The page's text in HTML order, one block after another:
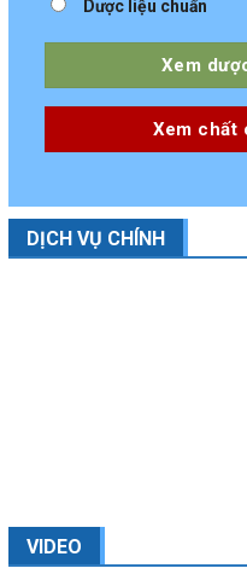
Dược liệu chuẩn
Xem
Xem chất
DỊCH VỤ CHÍNH
VIDEO